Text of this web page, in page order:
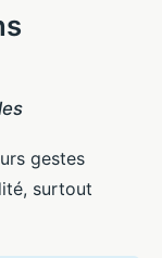
gestes
surtout